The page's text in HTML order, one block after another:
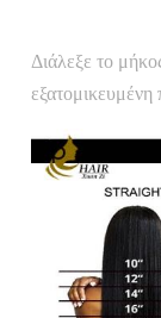
Διάλεξε το